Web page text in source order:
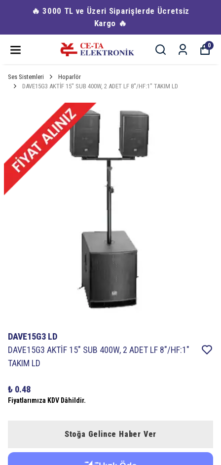
🔥 3000 TL ve Üzeri Siparişlerde Ücretsiz
Kargo 🔥
0
Ses Sistemleri
Hoparlör
DAVE15G3 AKTİF 15″ SUB 400W, 2 ADET LF 8″/HF:1″ TAKIM LD
DAVE15G3 LD
DAVE15G3 AKTİF 15″ SUB 400W, 2 ADET LF 8″/HF:1″
TAKIM LD
₺ 0.48
Fiyatlarımıza KDV Dâhildir.
Stoğa Gelince Haber Ver